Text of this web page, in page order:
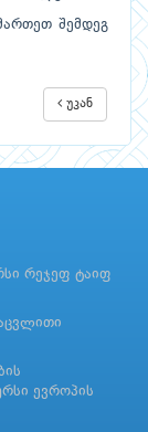
შემდეგ
უკან
რეჯეფ ტაიფ
ევროპის